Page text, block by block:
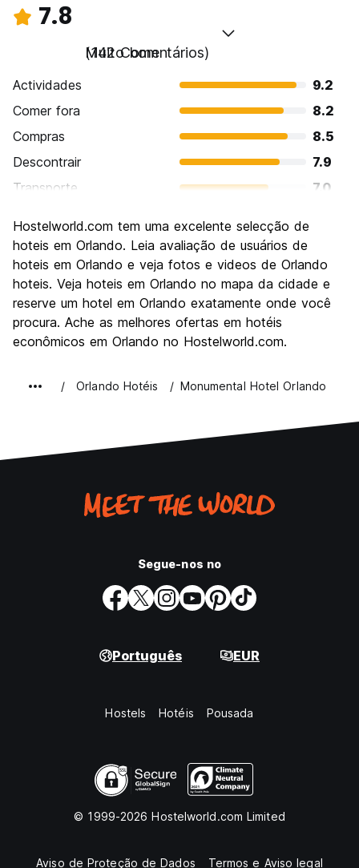
7.8
Muito bom
(142 Comentários)
Actividades
9.2
Comer fora
8.2
Compras
8.5
Descontrair
7.9
Transporte
7.0
Cultura
Festas / vida noturna
7.1
Custo-beneficio
7.7
Hostelworld.com tem uma excelente selecção de
hoteis em Orlando. Leia avaliação de usuários de
hoteis em Orlando e veja fotos e videos de Orlando
hoteis. Veja hoteis em Orlando no mapa da cidade e
reserve um hotel em Orlando exatamente onde você
procura. Ache as melhores ofertas em hotéis
econômicos em Orlando no Hostelworld.com.
Orlando Hotéis Monumental Hotel Orlando
Segue-nos no
Português EUR
Hostels Hotéis Pousada
© 1999-2026 Hostelworld.com Limited
Aviso de Proteção de Dados Termos e Aviso legal